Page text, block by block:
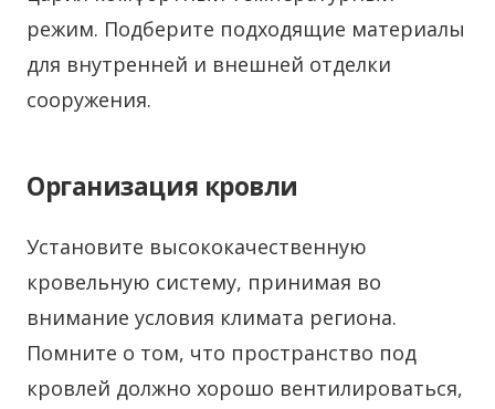
режим. Подберите подходящие материалы
для внутренней и внешней отделки
сооружения.
Организация кровли
Установите высококачественную
кровельную систему, принимая во
внимание условия климата региона.
Помните о том, что пространство под
кровлей должно хорошо вентилироваться,